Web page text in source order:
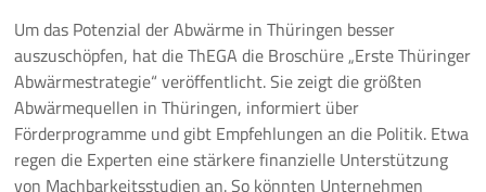
Um das Potenzial der Abwärme in Thüringen besser
auszuschöpfen, hat die ThEGA die Broschüre „Erste Thüringer
Abwärmestrategie“ veröffentlicht. Sie zeigt die größten
Abwärmequellen in Thüringen, informiert über
Förderprogramme und gibt Empfehlungen an die Politik. Etwa
regen die Experten eine stärkere finanzielle Unterstützung
von Machbarkeitsstudien an. So könnten Unternehmen